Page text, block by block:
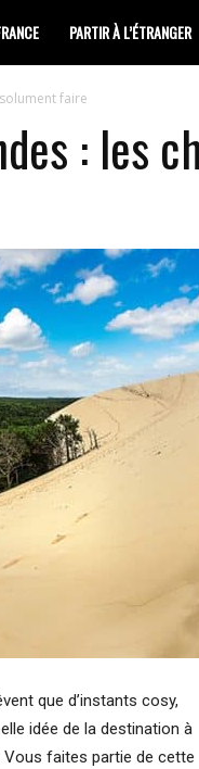
PARTIR À L’ÉTRANGER
faire
: les
que d’instants cosy,
idée de la destination à
Vous faites partie de cette